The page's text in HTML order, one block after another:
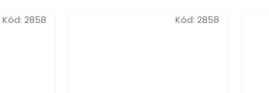
Kód: 2858 Kód: 2858